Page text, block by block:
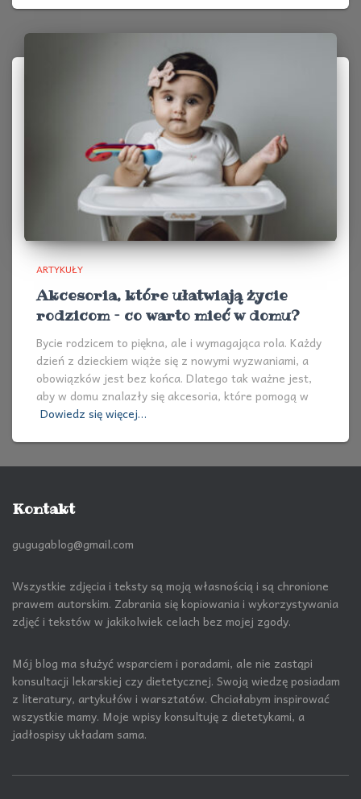
ARTYKUŁY
Akcesoria, które ułatwiają życie
rodzicom – co warto mieć w domu?
Bycie rodzicem to piękna, ale i wymagająca rola. Każdy
dzień z dzieckiem wiąże się z nowymi wyzwaniami, a
obowiązków jest bez końca. Dlatego tak ważne jest,
aby w domu znalazły się akcesoria, które pomogą w
Dowiedz się więcej…
Kontakt
gugugablog@gmail.com
Wszystkie zdjęcia i teksty są moją własnością i są chronione
prawem autorskim. Zabrania się kopiowania i wykorzystywania
zdjęć i tekstów w jakikolwiek celach bez mojej zgody.
Mój blog ma służyć wsparciem i poradami, ale nie zastąpi
konsultacji lekarskiej czy dietetycznej. Swoją wiedzę posiadam
z literatury, artykułów i warsztatów. Chciałabym inspirować
wszystkie mamy. Moje wpisy konsultuję z dietetykami, a
jadłospisy układam sama.